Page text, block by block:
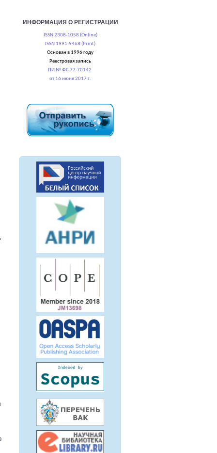
ИНФОРМАЦИЯ О РЕГИСТРАЦИИ
ISSN 2308-1058 (Online)
ISSN 1991-9468 (Print)
Основан в 1996 году
Реестровая запись
ПИ № ФС 77-70142
от 16 июня 2017 г.